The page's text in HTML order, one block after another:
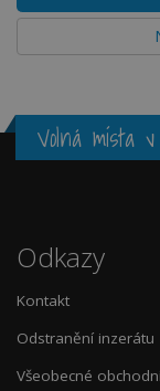
Volná místa
Odkazy
Kontakt
Odstranění inzerátu
Všeobecné